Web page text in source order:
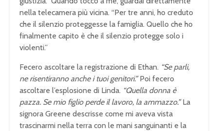
nella telecamera più vicina. “Per tre anni, ho creduto
che il silenzio proteggesse la famiglia. Quello che ho
finalmente capito è che il silenzio protegge solo i
violenti.”
Fecero ascoltare la registrazione di Ethan. “Se parli,
ne risentiranno anche i tuoi genitori.”Poi fecero
ascoltare l’esplosione di Linda. “Quella donna è
pazza. Se mio figlio perde il lavoro, la ammazzo.”La
signora Greene descrisse come mi aveva vista
trascinarmi nella terra con le mani sanguinanti e la